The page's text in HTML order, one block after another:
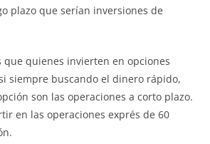
plazo que serían inversiones de
que quienes invierten en opciones
siempre buscando el dinero rápido,
son las operaciones a corto plazo.
en las operaciones exprés de 60